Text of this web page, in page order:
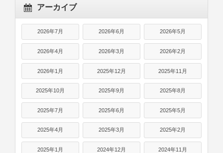
アーカイブ
2026年7月 2026年6月 2026年5月
2026年4月 2026年3月 2026年2月
2026年1月 2025年12月 2025年11月
2025年10月 2025年9月 2025年8月
2025年7月 2025年6月 2025年5月
2025年4月 2025年3月 2025年2月
2025年1月 2024年12月 2024年11月